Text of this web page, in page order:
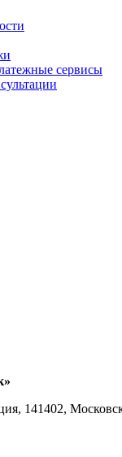
сервисы
141402,